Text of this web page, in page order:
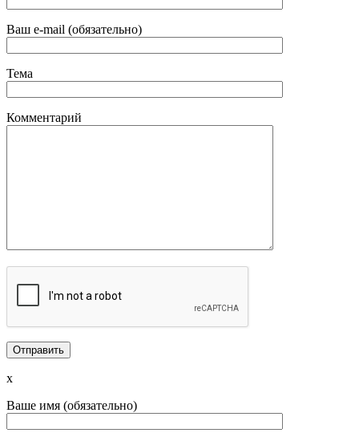
Ваш e-mail (обязательно)
Тема
Комментарий
x
Ваше имя (обязательно)